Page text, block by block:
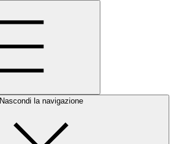
Nascondi la navigazione